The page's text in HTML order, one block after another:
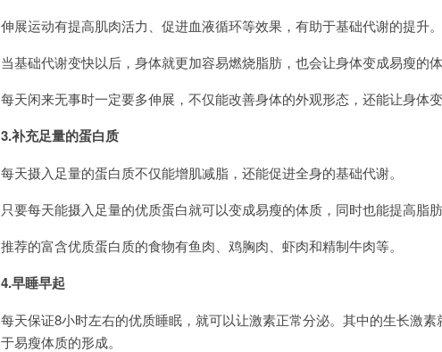
伸展运动有提高肌肉活力、促进血液循环等效果，有助于基础代谢的提升。
当基础代谢变快以后，身体就更加容易燃烧脂肪，也会让身体变成易瘦的体
每天闲来无事时一定要多伸展，不仅能改善身体的外观形态，还能让身体变
3.补充足量的蛋白质
每天摄入足量的蛋白质不仅能增肌减脂，还能促进全身的基础代谢。
只要每天能摄入足量的优质蛋白就可以变成易瘦的体质，同时也能提高脂肪
推荐的富含优质蛋白质的食物有鱼肉、鸡胸肉、虾肉和精制牛肉等。
4.早睡早起
每天保证8小时左右的优质睡眠，就可以让激素正常分泌。其中的生长激
于易瘦体质的形成。